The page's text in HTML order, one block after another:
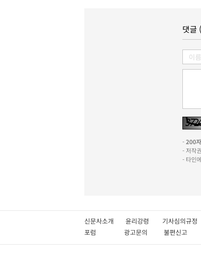
댓글
-200자
- 저작
- 타인
신문사소개 윤리강령 기사심의규
포럼
광고문의 불편신고